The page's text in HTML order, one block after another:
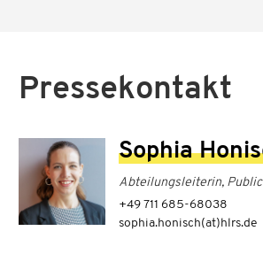
Pressekontakt
Sophia
Abteilungsleiterin,
+49 711 685-68038
sophia.honisch(at)hlrs.de